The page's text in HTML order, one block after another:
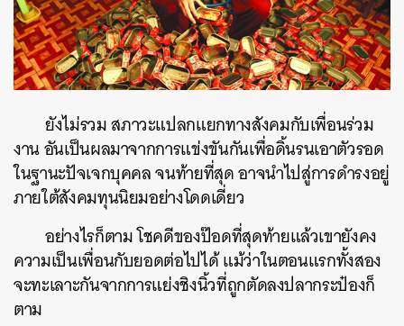
ยังไม่รวม สภาวะแปลกแยกทางสังคมกับเพื่อนร่วม
งาน อันเป็นผลมาจากการแข่งขันกันเพื่อดิ้นรนเอาตัวรอด
ในฐานะปัจเจกบุคคล จนท้ายที่สุด อาจนำไปสู่การดำรงอยู่
ภายใต้สังคมทุนนิยมอย่างโดดเดี่ยว
อย่างไรก็ตาม โชคดีของป๊อดที่สุดท้ายแล้วเขายังคง
ความเป็นเพื่อนกับยอดต่อไปได้ แม้ว่าในตอนแรกทั้งสอง
จะทะเลาะกันจากการแย่งชิงนิ้วที่ถูกตัดลงปลากระป๋องก็
ตาม
ค้นหา
SHARE TWEET LINE EMAIL